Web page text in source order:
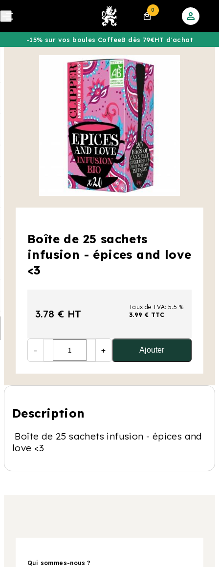
0
-15% sur vos boules CoffeeB dès 79€HT d'achat
Boîte de 25 sachets
infusion - épices and love
<3
3.78 € HT
Taux de TVA: 5.5 %
3.99 € TTC
- + Ajouter
Description
Boîte de 25 sachets infusion - épices and
love <3
Qui sommes-nous ?